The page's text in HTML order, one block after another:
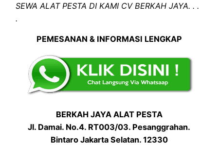
SEWA ALAT PESTA DI KAMI CV BERKAH JAYA. . .
.
PEMESANAN & INFORMASI LENGKAP
BERKAH JAYA ALAT PESTA
Jl. Damai. No.4. RT003/03. Pesanggrahan.
Bintaro Jakarta Selatan. 12330